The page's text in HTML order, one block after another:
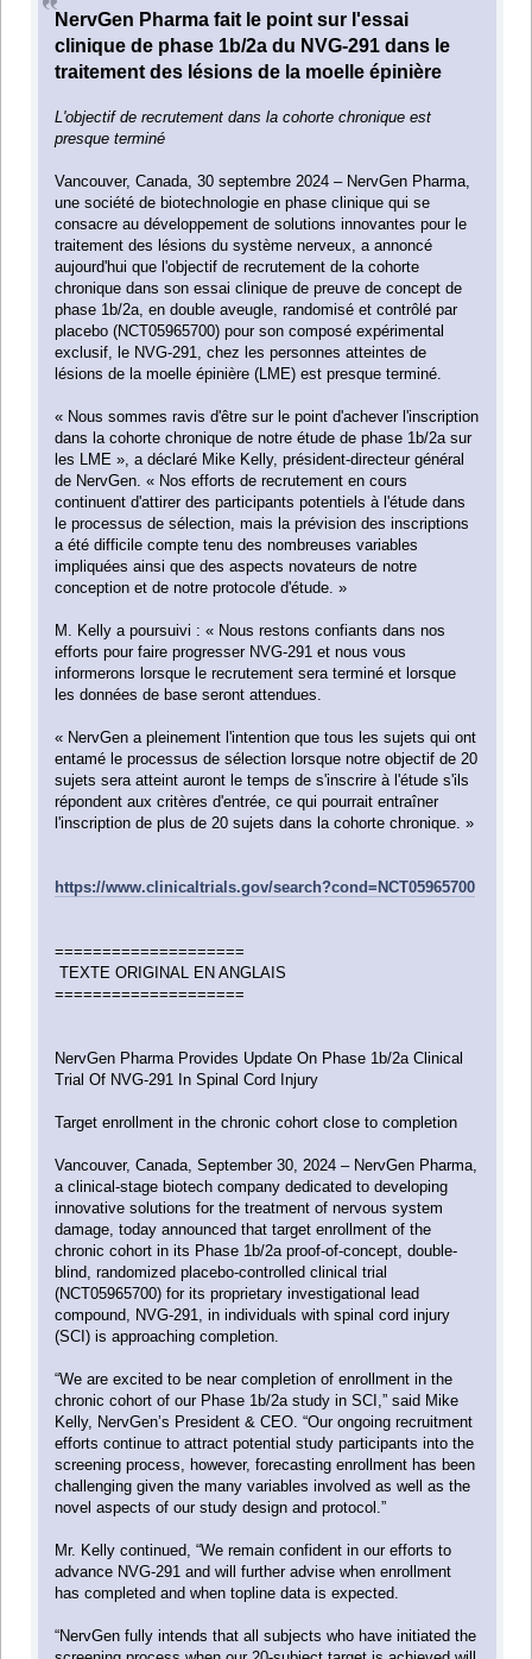
NervGen Pharma fait le point sur l'essai
clinique de phase 1b/2a du NVG-291 dans le
traitement des lésions de la moelle épinière
L'objectif de recrutement dans la cohorte chronique est
presque terminé
Vancouver, Canada, 30 septembre 2024 – NervGen Pharma,
une société de biotechnologie en phase clinique qui se
consacre au développement de solutions innovantes pour le
traitement des lésions du système nerveux, a annoncé
aujourd'hui que l'objectif de recrutement de la cohorte
chronique dans son essai clinique de preuve de concept de
phase 1b/2a, en double aveugle, randomisé et contrôlé par
placebo (NCT05965700) pour son composé expérimental
exclusif, le NVG-291, chez les personnes atteintes de
lésions de la moelle épinière (LME) est presque terminé.
« Nous sommes ravis d'être sur le point d'achever l'inscription
dans la cohorte chronique de notre étude de phase 1b/2a sur
les LME », a déclaré Mike Kelly, président-directeur général
de NervGen. « Nos efforts de recrutement en cours
continuent d'attirer des participants potentiels à l'étude dans
le processus de sélection, mais la prévision des inscriptions
a été difficile compte tenu des nombreuses variables
impliquées ainsi que des aspects novateurs de notre
conception et de notre protocole d'étude. »
M. Kelly a poursuivi : « Nous restons confiants dans nos
efforts pour faire progresser NVG-291 et nous vous
informerons lorsque le recrutement sera terminé et lorsque
les données de base seront attendues.
« NervGen a pleinement l'intention que tous les sujets qui ont
entamé le processus de sélection lorsque notre objectif de 20
sujets sera atteint auront le temps de s'inscrire à l'étude s'ils
répondent aux critères d'entrée, ce qui pourrait entraîner
l'inscription de plus de 20 sujets dans la cohorte chronique. »
https://www.clinicaltrials.gov/search?cond=NCT05965700
====================
TEXTE ORIGINAL EN ANGLAIS
====================
NervGen Pharma Provides Update On Phase 1b/2a Clinical
Trial Of NVG-291 In Spinal Cord Injury
Target enrollment in the chronic cohort close to completion
Vancouver, Canada, September 30, 2024 – NervGen Pharma,
a clinical-stage biotech company dedicated to developing
innovative solutions for the treatment of nervous system
damage, today announced that target enrollment of the
chronic cohort in its Phase 1b/2a proof-of-concept, double-
blind, randomized placebo-controlled clinical trial
(NCT05965700) for its proprietary investigational lead
compound, NVG-291, in individuals with spinal cord injury
(SCI) is approaching completion.
“We are excited to be near completion of enrollment in the
chronic cohort of our Phase 1b/2a study in SCI,” said Mike
Kelly, NervGen’s President & CEO. “Our ongoing recruitment
efforts continue to attract potential study participants into the
screening process, however, forecasting enrollment has been
challenging given the many variables involved as well as the
novel aspects of our study design and protocol.”
Mr. Kelly continued, “We remain confident in our efforts to
advance NVG-291 and will further advise when enrollment
has completed and when topline data is expected.
“NervGen fully intends that all subjects who have initiated the